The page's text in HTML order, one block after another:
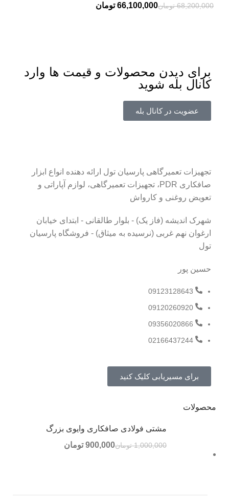
68,200,000 تومان66,100,000 تومان
برای دیدن محصولات و قیمت ها وارد
کانال بله شوید
عضویت در کانال بله
تجهیزات تعمیرگاهی پارسیان تول ارائه دهنده انواع ابزار
صافکاری PDR، تجهیزات تعمیرگاهی، لوازم آپاراتی و
تعویض روغنی و کارواش
شهرک اندیشه (فاز یک) - بلوار طالقانی - ابتدای خیابان
ارغوان نهم غربی (نرسیده به میثاق) - فروشگاه پارسیان
تول
حسین پور
09123128643
09120260920
09356020866
02166437244
برای مسیریابی کلیک کنید
محصولات
مشتی فولادی صافکاری وایوی بزرگ
1,000,000 تومان900,000 تومان